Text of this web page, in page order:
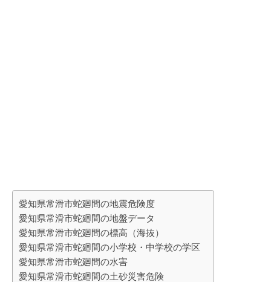
愛知県常滑市蛇廻間の地震危険度
愛知県常滑市蛇廻間の地盤データ
愛知県常滑市蛇廻間の標高（海抜）
愛知県常滑市蛇廻間の小学校・中学校の学区
愛知県常滑市蛇廻間の水害
愛知県常滑市蛇廻間の土砂災害危険